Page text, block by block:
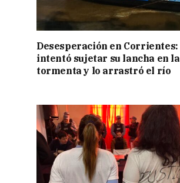
Desesperación en Corrientes:
intentó sujetar su lancha en la
tormenta y lo arrastró el río